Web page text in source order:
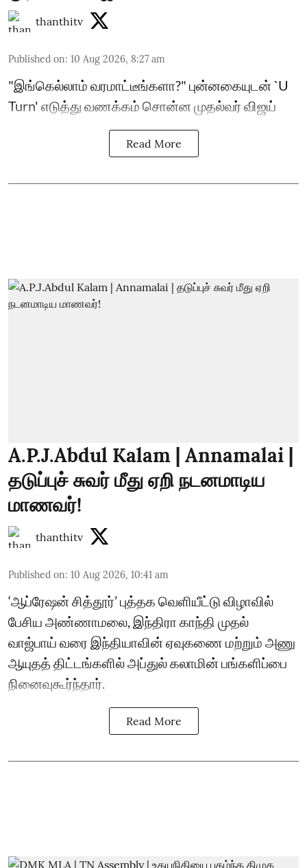
thanthitv
Published on: 10 Aug 2026, 8:27 am
"இங்கெல்லாம் வரமாட்டீங்களா?" புன்னகையுடன் `U
Turn' எடுத்து வணக்கம் சொன்ன முதல்வர் விஜய்
Read More
A.P.J.Abdul Kalam | Annamalai |
தடுப்புச் சுவர் மீது ஏறி நடனமாடிய
மாணவர்!
thanthitv
Published on: 10 Aug 2026, 10:41 am
‘ஆப்ரேஷன் சித்தூர்’ புத்தக வெளியீட்டு விழாவில்
பேசிய அண்ணாமலை, இந்திரா காந்தி முதல்
வாஜ்பாய் வரை இந்தியாவின் ஏவுகணை மற்றும் அணு
ஆயுதத் திட்டங்களில் அப்துல் கலாமின் பங்களிப்பை
நினைவுகூர்ந்தார்.
Read More